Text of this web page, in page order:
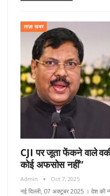
ताज़ा खबर
CJI पर जूता फेंकने वाले
कोई अफसोस नहीं”
Admin Oct 7, 2025
नई दिल्ली, 07 अक्टूबर 2025 । देश की